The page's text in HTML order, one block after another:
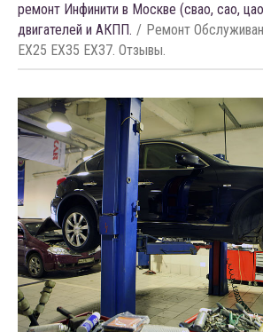
ремонт Инфинити в Москве (свао, сао,
двигателей и АКПП.
Ремонт
EX25 EX35 EX37. Отзывы.